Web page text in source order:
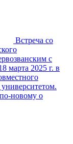
Встреча со
с
марта 2025 г. в
новому о